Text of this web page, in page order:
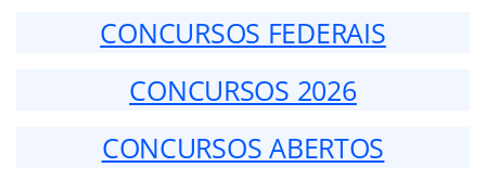
CONCURSOS FEDERAIS
CONCURSOS 2026
CONCURSOS ABERTOS